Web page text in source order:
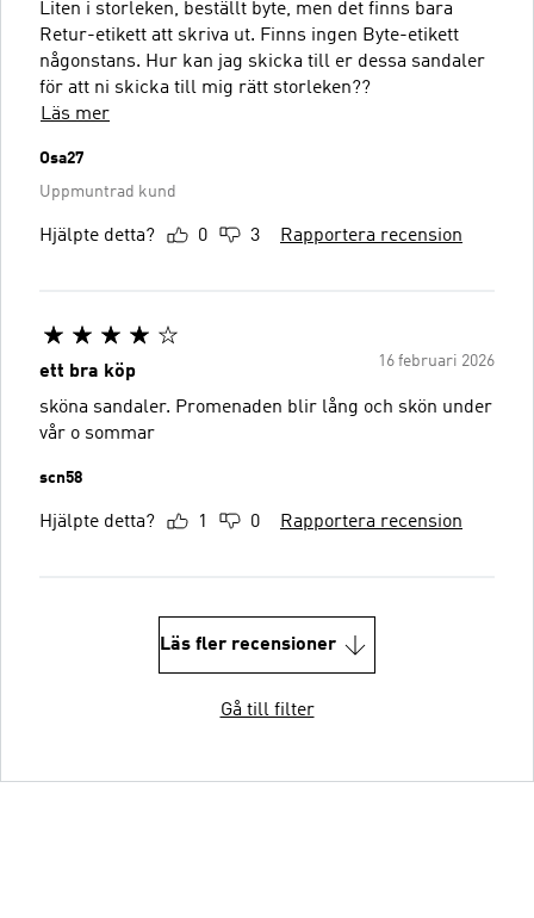
Liten i storleken, beställt byte, men det finns bara
Retur-etikett att skriva ut. Finns ingen Byte-etikett
någonstans. Hur kan jag skicka till er dessa sandaler
för att ni skicka till mig rätt storleken??
Läs mer
Osa27
Uppmuntrad kund
Hjälpte detta? 0 3 Rapportera recension
16 februari 2026
ett bra köp
sköna sandaler. Promenaden blir lång och skön under
vår o sommar
scn58
Hjälpte detta? 1 0 Rapportera recension
Läs fler recensioner
Gå till filter